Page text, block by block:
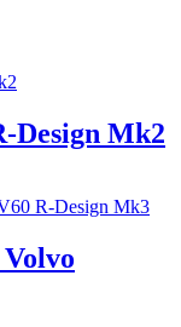
Design Mk2